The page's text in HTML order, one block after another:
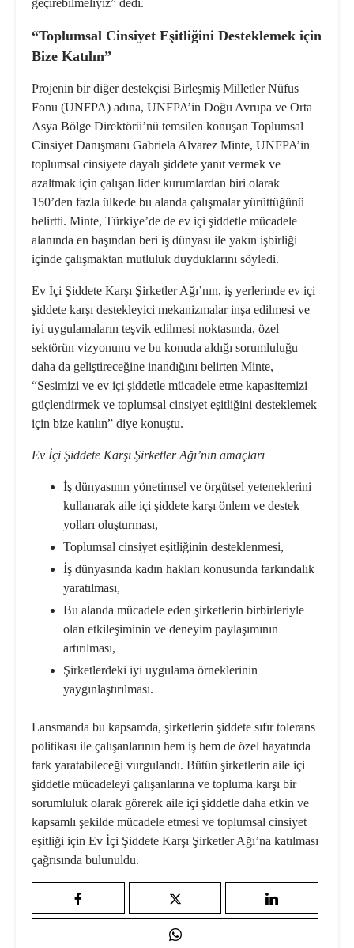
geçirebilmeliyiz” dedi.
“Toplumsal Cinsiyet Eşitliğini Desteklemek için
Bize Katılın”
Projenin bir diğer destekçisi Birleşmiş Milletler Nüfus
Fonu (UNFPA) adına, UNFPA’in Doğu Avrupa ve Orta
Asya Bölge Direktörü’nü temsilen konuşan Toplumsal
Cinsiyet Danışmanı Gabriela Alvarez Minte, UNFPA’in
toplumsal cinsiyete dayalı şiddete yanıt vermek ve
azaltmak için çalışan lider kurumlardan biri olarak
150’den fazla ülkede bu alanda çalışmalar yürüttüğünü
belirtti. Minte, Türkiye’de de ev içi şiddetle mücadele
alanında en başından beri iş dünyası ile yakın işbirliği
içinde çalışmaktan mutluluk duyduklarını söyledi.
Ev İçi Şiddete Karşı Şirketler Ağı’nın, iş yerlerinde ev içi
şiddete karşı destekleyici mekanizmalar inşa edilmesi ve
iyi uygulamaların teşvik edilmesi noktasında, özel
sektörün vizyonunu ve bu konuda aldığı sorumluluğu
daha da geliştireceğine inandığını belirten Minte,
“Sesimizi ve ev içi şiddetle mücadele etme kapasitemizi
güçlendirmek ve toplumsal cinsiyet eşitliğini desteklemek
için bize katılın” diye konuştu.
Ev İçi Şiddete Karşı Şirketler Ağı’nın amaçları
İş dünyasının yönetimsel ve örgütsel yeteneklerini
kullanarak aile içi şiddete karşı önlem ve destek
yolları oluşturması,
Toplumsal cinsiyet eşitliğinin desteklenmesi,
İş dünyasında kadın hakları konusunda farkındalık
yaratılması,
Bu alanda mücadele eden şirketlerin birbirleriyle
olan etkileşiminin ve deneyim paylaşımının
artırılması,
Şirketlerdeki iyi uygulama örneklerinin
yaygınlaştırılması.
Lansmanda bu kapsamda, şirketlerin şiddete sıfır tolerans
politikası ile çalışanlarının hem iş hem de özel hayatında
fark yaratabileceği vurgulandı. Bütün şirketlerin aile içi
şiddetle mücadeleyi çalışanlarına ve topluma karşı bir
sorumluluk olarak görerek aile içi şiddetle daha etkin ve
kapsamlı şekilde mücadele etmesi ve toplumsal cinsiyet
eşitliği için Ev İçi Şiddete Karşı Şirketler Ağı’na katılması
çağrısında bulunuldu.